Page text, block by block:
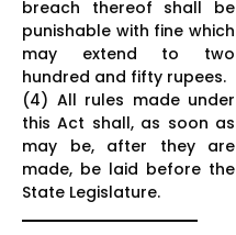
breach thereof shall be
punishable with fine which
may extend to two
hundred and fifty rupees.
(4) All rules made under
this Act shall, as soon as
may be, after they are
made, be laid before the
State Legislature.